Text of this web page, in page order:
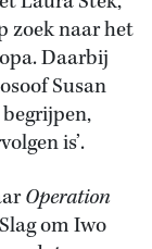
zoek naar het
Daarbij
Susan
is’.
Operation
om Iwo